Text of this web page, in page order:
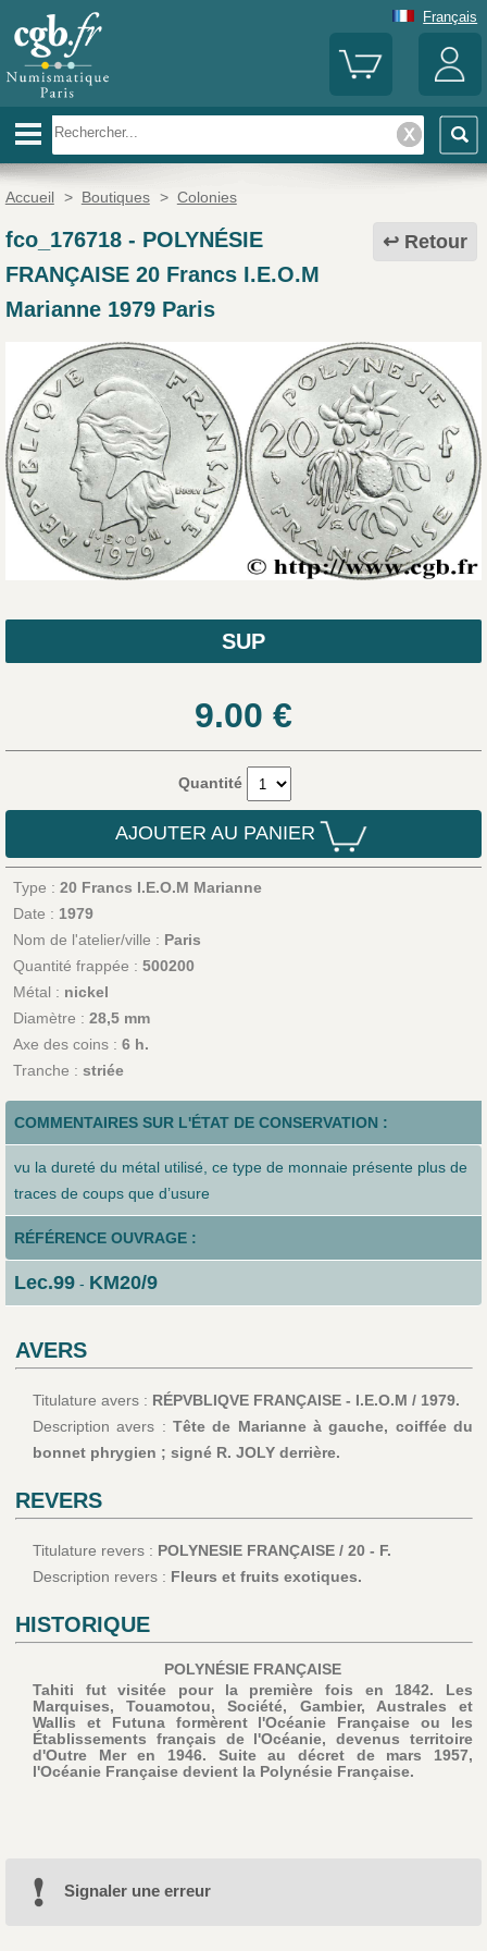
Français
Accueil > Boutiques > Colonies
Retour
fco_176718- POLYNÉSIE
FRANÇAISE 20 Francs I.E.O.M
Marianne 1979 Paris
SUP
9.00 €
Quantité
AJOUTER AU PANIER
Type : 20 Francs I.E.O.M Marianne
Date : 1979
Nom de l'atelier/ville : Paris
Quantité frappée : 500200
Métal : nickel
Diamètre : 28,5 mm
Axe des coins : 6 h.
Tranche : striée
COMMENTAIRES SUR L'ÉTAT DE CONSERVATION :
vu la dureté du métal utilisé, ce type de monnaie présente plus de
traces de coups que d’usure
RÉFÉRENCE OUVRAGE :
Lec.99- KM20/9
AVERS
Titulature avers : RÉPVBLIQVE FRANÇAISE - I.E.O.M / 1979.
Description avers : Tête de Marianne à gauche, coiffée du
bonnet phrygien ; signé R. JOLY derrière.
REVERS
Titulature revers : POLYNESIE FRANÇAISE / 20 - F.
Description revers : Fleurs et fruits exotiques.
HISTORIQUE
POLYNÉSIE FRANÇAISE
Tahiti fut visitée pour la première fois en 1842. Les
Marquises, Touamotou, Société, Gambier, Australes et
Wallis et Futuna formèrent l'Océanie Française ou les
Établissements français de l'Océanie, devenus territoire
d'Outre Mer en 1946. Suite au décret de mars 1957,
l'Océanie Française devient la Polynésie Française.
Signaler une erreur